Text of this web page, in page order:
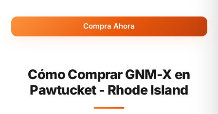
Compra Ahora
Cómo Comprar GNM-X en
Pawtucket - Rhode Island